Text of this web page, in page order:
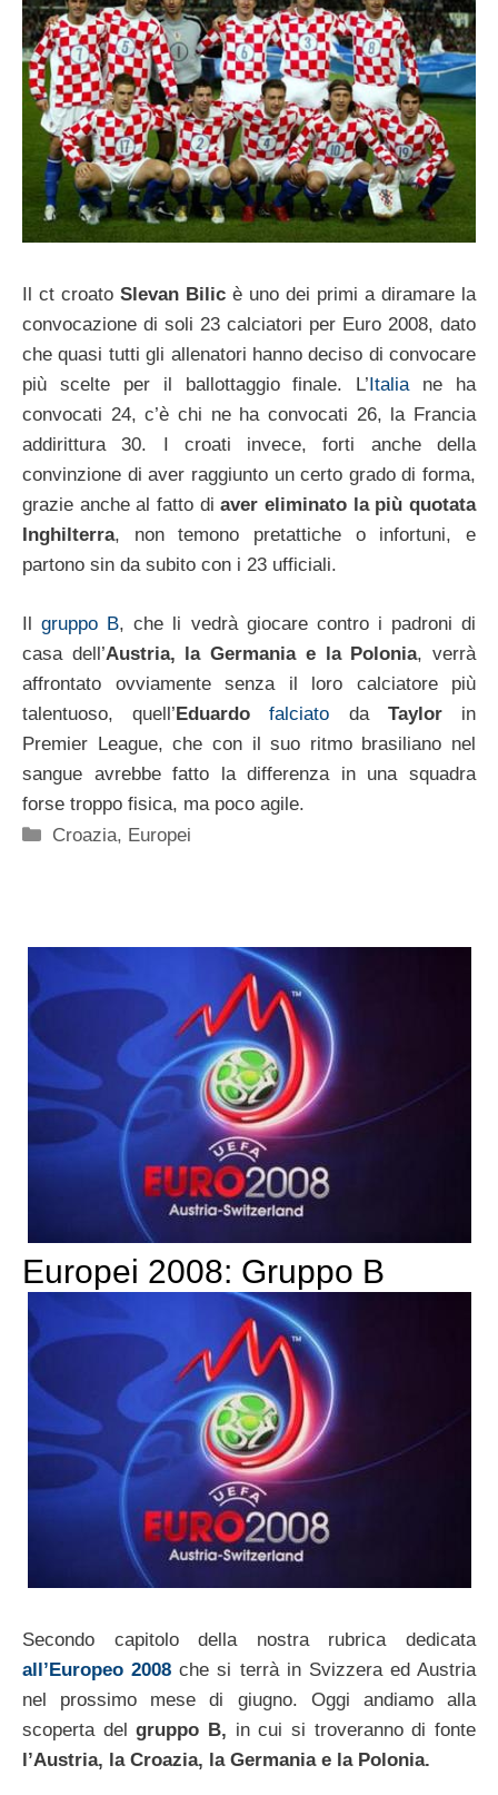
Il ct croato Slevan Bilic è uno dei primi a diramare la
convocazione di soli 23 calciatori per Euro 2008, dato
che quasi tutti gli allenatori hanno deciso di convocare
più scelte per il ballottaggio finale. L’Italia ne ha
convocati 24, c’è chi ne ha convocati 26, la Francia
addirittura 30. I croati invece, forti anche della
convinzione di aver raggiunto un certo grado di forma,
grazie anche al fatto diaver eliminato la più quotata
Inghilterra, non temono pretattiche o infortuni, e
partono sin da subito con i 23 ufficiali.
Ilgruppo B, che li vedrà giocare contro i padroni di
casa dell’Austria, la Germania e la Polonia, verrà
affrontato ovviamente senza il loro calciatore più
talentuoso, quell’Eduardofalciato da Taylor in
Premier League, che con il suo ritmo brasiliano nel
sangue avrebbe fatto la differenza in una squadra
forse troppo fisica, ma poco agile.
Categorie
Croazia, Europei
Europei 2008: Gruppo B
Secondo capitolo della nostra rubrica dedicata
all’Europeo 2008 che si terrà in Svizzera ed Austria
nel prossimo mese di giugno. Oggi andiamo alla
scoperta delgruppo B, in cui si troveranno di fonte
l’Austria, la Croazia, la Germania e la Polonia.